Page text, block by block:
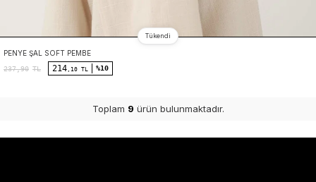
Tükendi
PENYE ŞAL SOFT PEMBE
237,90 TL 214 ,10 TL %10
Toplam 9 ürün bulunmaktadır.